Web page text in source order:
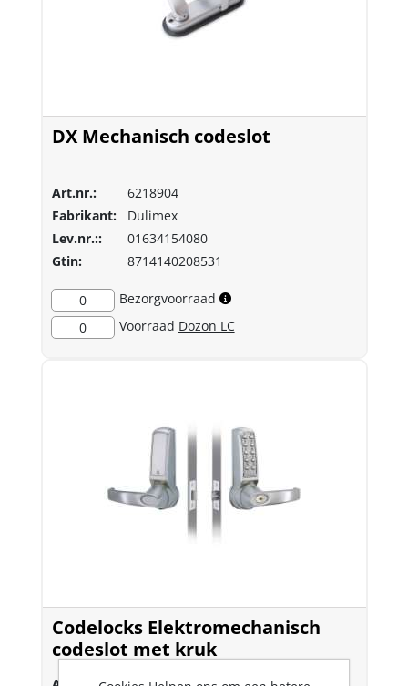
DX Mechanisch codeslot
Art.nr.:
6218904
Fabrikant:
Dulimex
Lev.nr.::
01634154080
Gtin:
8714140208531
0
Bezorgvoorraad
0
Voorraad Dozon LC
Codelocks Elektromechanisch
codeslot met kruk